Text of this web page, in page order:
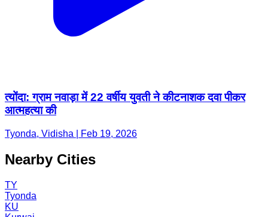
त्योंदा: ग्राम नवाड़ा में 22 वर्षीय युवती ने कीटनाशक दवा पीकर
आत्महत्या की
Tyonda, Vidisha | Feb 19, 2026
Nearby Cities
TY
Tyonda
KU